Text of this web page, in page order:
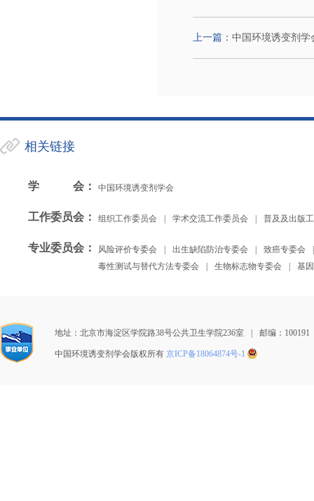
上一篇： 中国环境诱变剂学
相关链接
学会 ： 中国环境诱变剂学会
工作委员会 ： 组织工作委员会 学术交流工作委员会 普及及出版
专业委员会 ： 风险评价专委会 出生缺陷防治专委会 致癌专委会
毒性测试与替代方法专委会
生物标志物专委会 基
地址：北京市海淀区学院路38号公共卫生学院236室 邮编：100191
中国环境诱变剂学会版权所有 京ICP备18064874号-1